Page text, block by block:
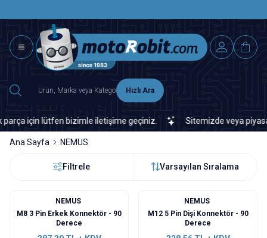
Hızlı Ara
için lütfen bizimle iletişime geçiniz. Sitemizde veya piyasada
Ana Sayfa NEMUS
Filtrele Varsayılan Sıralama
NEMUS
M8 3 Pin Erkek Konnektör - 90
Derece
NEMUS
M12 5 Pin Dişi Konnektör - 90
Derece